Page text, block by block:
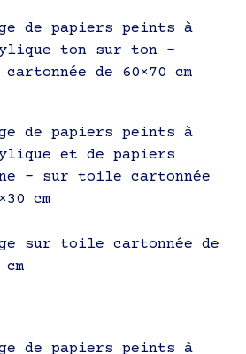
de papiers peints à
ton sur ton –
de 60×70 cm
de papiers peints à
et de papiers
– sur toile cartonnée
cm
sur toile cartonnée de
de papiers peints à